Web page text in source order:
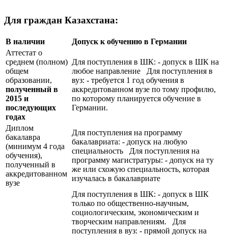
Для граждан Казахстана:
В наличии
Допуск к обучению в Германии
Аттестат о
среднем (полном)
общем
образовании,
полученный в
2015 и
последующих
годах
Для поступления в ШК: - допуск в ШК на
любое направление Для поступления в
вуз: - требуется 1 год обучения в
аккредитованном вузе по тому профилю,
по которому планируется обучение в
Германии.
Диплом
бакалавра
(минимум 4 года
обучения),
полученный в
аккредитованном
вузе
Для поступления на программу
бакалавриата: - допуск на любую
специальность Для поступления на
программу магистратуры: - допуск на ту
же или схожую специальность, которая
изучалась в бакалавриате
Для поступления в ШК: - допуск в ШК
только по общественно-научным,
социологическим, экономическим и
творческим направлениям. Для
поступления в вуз: - прямой допуск на